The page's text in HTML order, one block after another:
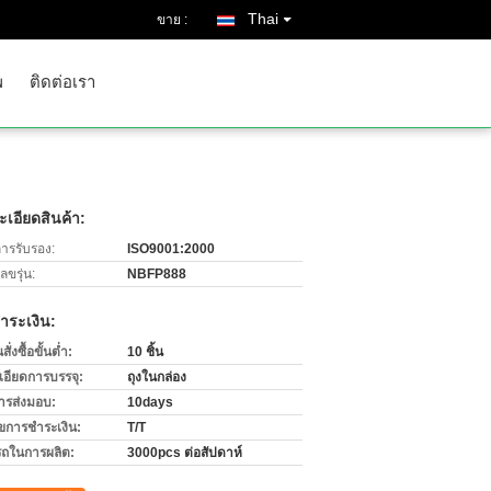
ขาย : Thai
ติดต่อเรา
เอียดสินค้า:
รรับรอง:
ISO9001:2000
ขรุ่น:
NBFP888
ระเงิน:
งซื้อขั้นต่ำ:
10 ชิ้น
อียดการบรรจุ:
ถุงในกล่อง
รส่งมอบ:
10days
การชำระเงิน:
T/T
ในการผลิต:
3000pcs ต่อสัปดาห์